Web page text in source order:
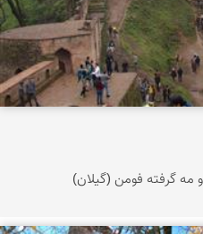
و مه گرفته فومن (گیلان)